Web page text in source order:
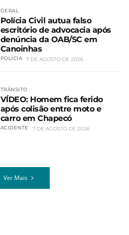
GERAL
Polícia Civil autua falso
escritório de advocacia após
denúncia da OAB/SC em
Canoinhas
POLÍCIA 7 DE AGOSTO DE 2026
TRÂNSITO
VÍDEO: Homem fica ferido
após colisão entre moto e
carro em Chapecó
ACIDENTE 7 DE AGOSTO DE 2026
Ver Mais